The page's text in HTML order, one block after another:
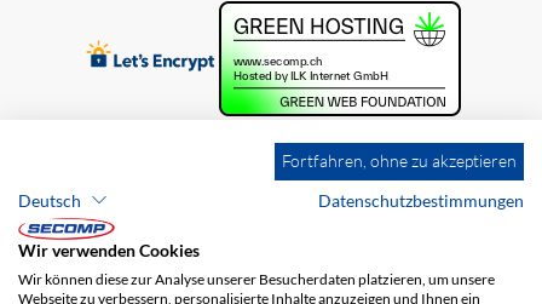
Fortfahren, ohne zu akzeptieren
Deutsch
Datenschutzbestimmungen
Wir verwenden Cookies
Wir können diese zur Analyse unserer Besucherdaten platzieren, um unsere
Webseite zu verbessern, personalisierte Inhalte anzuzeigen und Ihnen ein